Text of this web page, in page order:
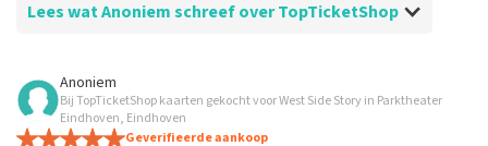
Lees wat Anoniem schreef over TopTicketShop
Beoordeling van Anoniem over
prima geregeld
weer een geweldige ervaring via Top TicketShop. alles
Anoniem
Bij TopTicketShop kaarten gekocht voor West Side Story in Parktheater
Eindhoven, Eindhoven
Geverifieerde aankoop